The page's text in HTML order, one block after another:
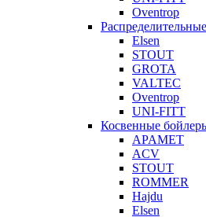
Oventrop
Elsen
STOUT
GROTA
VALTEC
Oventrop
UNI-FITT
Косвенные
APAMET
ACV
STOUT
ROMMER
Hajdu
Elsen